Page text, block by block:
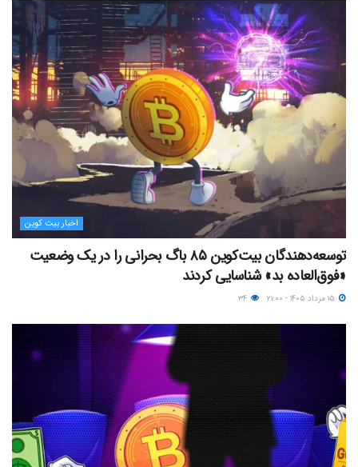
اخبار بیت کوین
توسعه‌دهندگان بیت‌کوین ۸۵ باگ بحرانی را در یک وضعیت
«فوق‌العاده بد» شناسایی کردند